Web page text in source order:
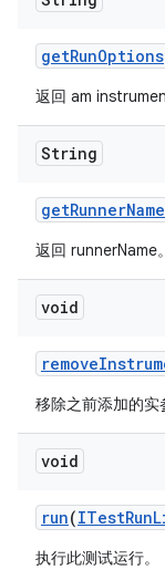
getRunOptions
返回 am
String
getRunnerName
返回 runnerName。
void
remove
移除之前添加的实
void
run(ITestRun
执行此测试运行。